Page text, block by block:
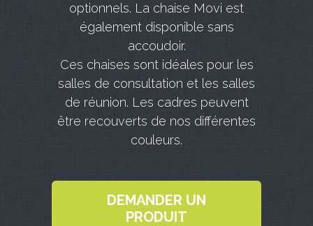
optionnels. La chaise Movi est
également disponible sans
accoudoir.
Ces chaises sont idéales pour les
salles de consultation et les salles
de réunion. Les cadres peuvent
être recouverts de nos différentes
couleurs.
DEMANDER UN
PRODUIT